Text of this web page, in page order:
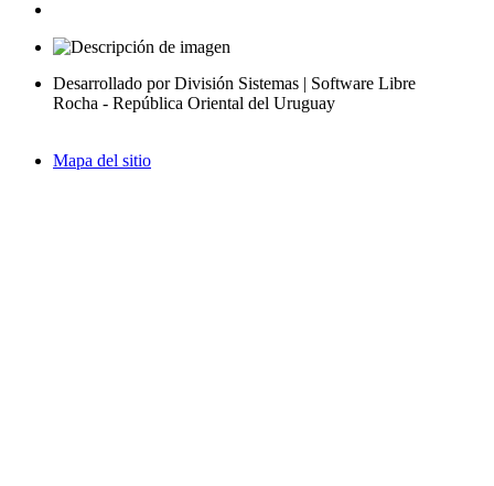
Desarrollado por División Sistemas | Software Libre
Rocha - República Oriental del Uruguay
Mapa del sitio